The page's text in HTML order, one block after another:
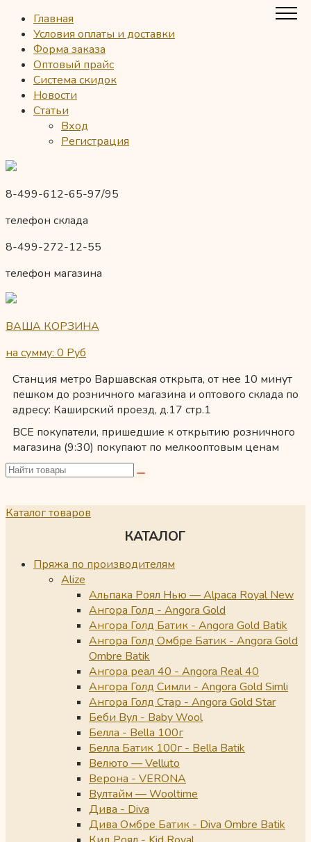
Главная
Условия оплаты и доставки
Форма заказа
Оптовый прайс
Система скидок
Новости
Статьи
Вход
Регистрация
8-499-612-65-97/95
телефон склада
8-499-272-12-55
телефон магазина
ВАША КОРЗИНА
на сумму: 0 Руб
Станция метро Варшавская открыта, от нее 10 минут
пешком до розничного магазина и оптового склада по
адресу: Каширский проезд, д.17 стр.1
ВСЕ покупатели, пришедшие к открытию розничного
магазина (9:30) покупают по мелкооптовым ценам
Каталог товаров
КАТАЛОГ
Пряжа по производителям
Alize
Альпака Роял Нью — Alpaca Royal New
Ангора Голд - Angora Gold
Ангора Голд Батик - Angora Gold Batik
Ангора Голд Омбре Батик - Angora Gold
Ombre Batik
Ангора реал 40 - Angora Real 40
Ангора Голд Симли - Angora Gold Simli
Ангора Голд Стар - Angora Gold Star
Беби Вул - Baby Wool
Белла - Bella 100г
Белла Батик 100г - Bella Batik
Велюто — Velluto
Верона - VERONA
Вултайм — Wooltime
Дива - Diva
Дива Омбре Батик - Diva Ombre Batik